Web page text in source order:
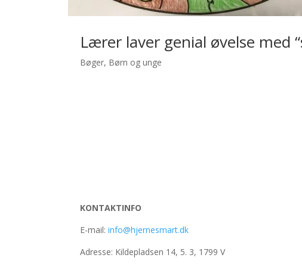
Lærer laver genial øvelse med
Bøger, Børn og unge
KONTAKTINFO
E-mail:info@hjernesmart.dk
Adresse: Kildepladsen 14, 5. 3, 1799 V